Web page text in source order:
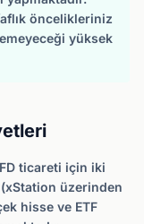
öncelikleriniz
yüksek
ticareti için iki
üzerinden
hisse ve ETF